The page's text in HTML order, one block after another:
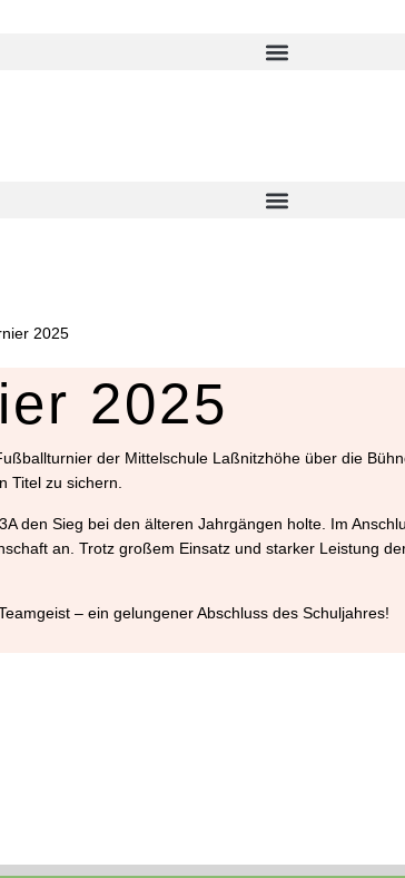
2025
2025
der Mittelschule Laßnitzhöhe über die
Titel zu sichern.
den Sieg bei den älteren Jahrgängen holte. Im
an. Trotz großem Einsatz und starker Leistung
– ein gelungener Abschluss des Schuljahres!